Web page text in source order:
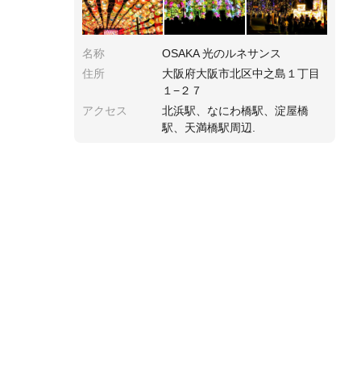
名称
OSAKA 光のルネサンス
住所
大阪府大阪市北区中之島１丁目
１−２７
アクセス
北浜駅、なにわ橋駅、淀屋橋
駅、天満橋駅周辺.